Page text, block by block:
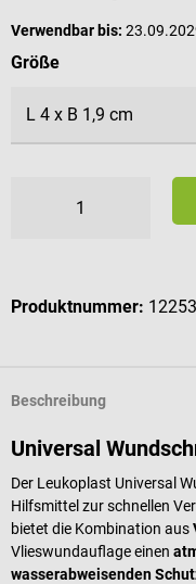
Verwendbar bis:
Größeauswählen
Produktnummer:
Beschreibung
Universal
Der Leukoplast Universal
Hilfsmittel zur schnellen
bietet die Kombination aus
Vlieswundauflage einen
wasserabweisenden